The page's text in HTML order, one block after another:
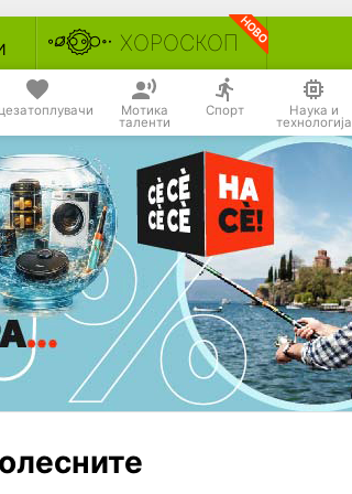
ХОРОСКОП
Мотика
таленти
Спорт Наука и
технологија